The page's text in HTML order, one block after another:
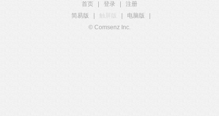
首页 登录
注册
简易版
触屏版 电脑版
© Comsenz Inc.